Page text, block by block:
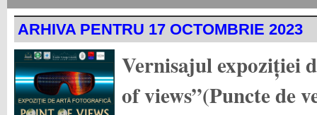
ARHIVA PENTRU 17 OCTOMBRIE 2023
Vernisajul expoziției
of views”(Puncte de